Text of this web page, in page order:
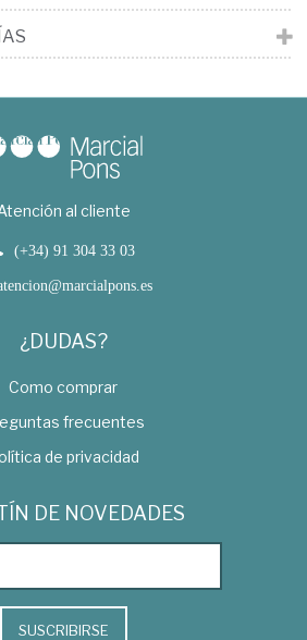
al cliente
(+34) 91 304 33 03
¿DUDAS?
Como comprar
frecuentes
de privacidad
DE NOVEDADES
SUSCRIBIRSE